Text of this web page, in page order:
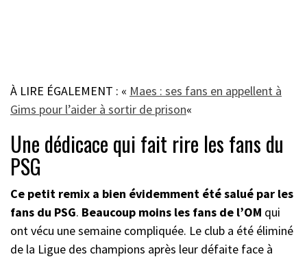
À LIRE ÉGALEMENT : « Maes : ses fans en appellent à
Gims pour l’aider à sortir de prison«
Une dédicace qui fait rire les fans du
PSG
Ce petit remix a bien évidemment été salué par les
fans du PSG. Beaucoup moins les fans de l’OM qui
ont vécu une semaine compliquée. Le club a été éliminé
de la Ligue des champions après leur défaite face à